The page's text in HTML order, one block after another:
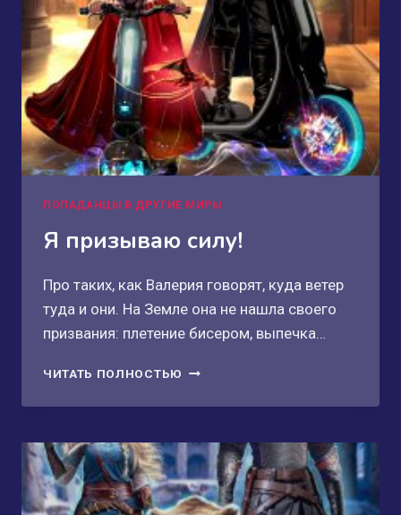
ПОПАДАНЦЫ В ДРУГИЕ МИРЫ
Я призываю силу!
Про таких, как Валерия говорят, куда ветер
туда и они. На Земле она не нашла своего
призвания: плетение бисером, выпечка…
ЧИТАТЬ ПОЛНОСТЬЮ Я
СИЛУ!